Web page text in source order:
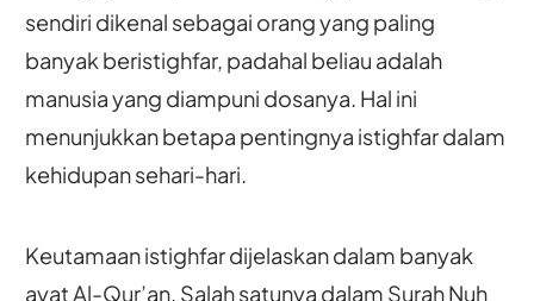
sendiri dikenal sebagai orang yang paling
banyak beristighfar, padahal beliau adalah
manusia yang diampuni dosanya. Hal ini
menunjukkan betapa pentingnya istighfar dalam
kehidupan sehari-hari.
Keutamaan istighfar dijelaskan dalam banyak
ayat Al-Qur’an. Salah satunya dalam Surah Nuh